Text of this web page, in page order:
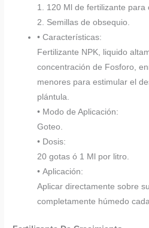
1. 120 Ml de fertilizante para
2. Semillas de obsequio.
• Características:
Fertilizante NPK, liquido
concentración de Fosforo,
menores para estimular el
plántula.
• Modo de Aplicación:
Goteo.
• Dosis:
20 gotas ó 1 Ml por litro.
• Aplicación:
Aplicar directamente sobre
completamente húmedo